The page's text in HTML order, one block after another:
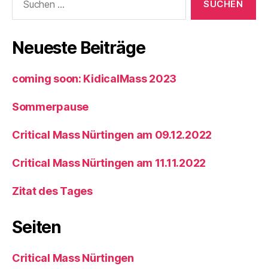
nach:
Neueste Beiträge
coming soon: KidicalMass 2023
Sommerpause
Critical Mass Nürtingen am 09.12.2022
Critical Mass Nürtingen am 11.11.2022
Zitat des Tages
Seiten
Critical Mass Nürtingen